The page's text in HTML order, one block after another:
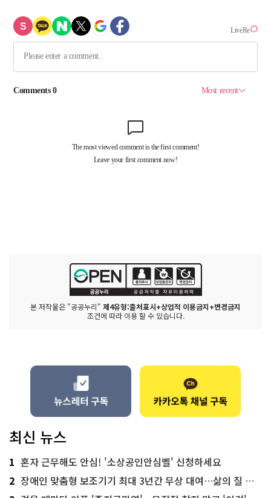
본 저작물은 "공공누리" 제4유형:출처표시+상업적 이용금지+변경금지
조건에 따라 이용 할 수 있습니다.
최신 뉴스
1 혼자 근무해도 안심! '소상공인안심벨' 신청하세요
2 장애인 맞춤형 보조기기 최대 3년간 무상 대여…삶의 질 높인다